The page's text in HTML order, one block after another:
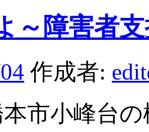
～障害者
作成者:
市小峰台